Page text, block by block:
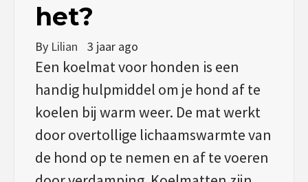
het?
By Lilian 3 jaar ago
Een koelmat voor honden is een
handig hulpmiddel om je hond af te
koelen bij warm weer. De mat werkt
door overtollige lichaamswarmte van
de hond op te nemen en af te voeren